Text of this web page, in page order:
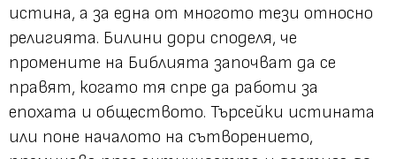
истина, а за една от многото тези относно
религията. Билини дори споделя, че
промените на Библията започват да се
правят, когато тя спре да работи за
епохата и обществото. Търсейки истината
или поне началото на сътворението,